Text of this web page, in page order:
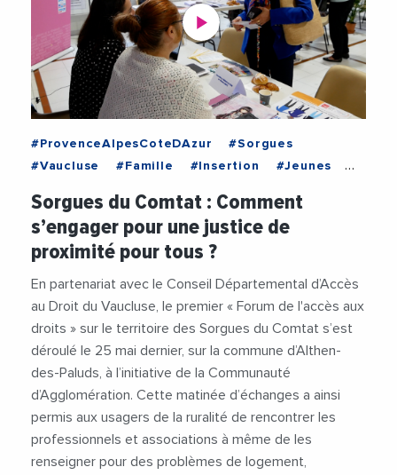
#ProvenceAlpesCoteDAzur
#Sorgues
#Vaucluse
#Famille #Insertion
#Jeunes
#SorguesDuComtat
#Travail
#Videos
#ViolencesFaitesAuxFemmes
Sorgues du Comtat : Comment
s’engager pour une justice de
proximité pour tous ?
En partenariat avec le Conseil Départemental d’Accès
au Droit du Vaucluse, le premier « Forum de l'accès aux
droits » sur le territoire des Sorgues du Comtat s’est
déroulé le 25 mai dernier, sur la commune d’Althen-
des-Paluds, à l’initiative de la Communauté
d’Agglomération. Cette matinée d’échanges a ainsi
permis aux usagers de la ruralité de rencontrer les
professionnels et associations à même de les
renseigner pour des problèmes de logement,